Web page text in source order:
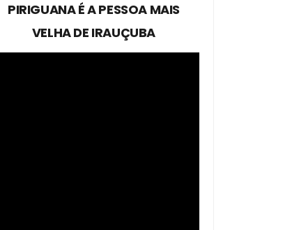
PIRIGUANA É A PESSOA MAIS
VELHA DE IRAUÇUBA